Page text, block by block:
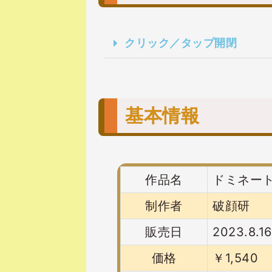
クリック／タップ開閉
基本情報
作品名
ドミネー
制作者
破顔研
販売日
2023.8.16
価格
￥1,540